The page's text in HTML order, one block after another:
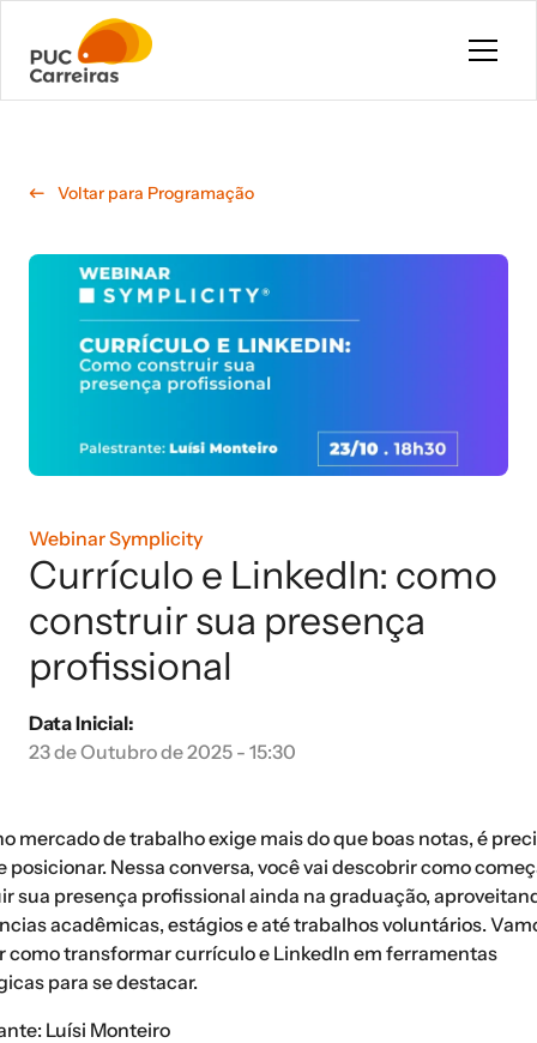
Pular para o conteúdo principal
Voltar para Programação
Webinar Symplicity
Currículo e LinkedIn: como
construir sua presença
profissional
Data Inicial:
23 de Outubro de 2025 - 15:30
mercado de trabalho exige mais do que boas notas, é
posicionar. Nessa conversa, você vai descobrir como
sua presença profissional ainda na graduação,
acadêmicas, estágios e até trabalhos voluntários.
como transformar currículo e LinkedIn em ferramentas
para se destacar.
Luísi Monteiro